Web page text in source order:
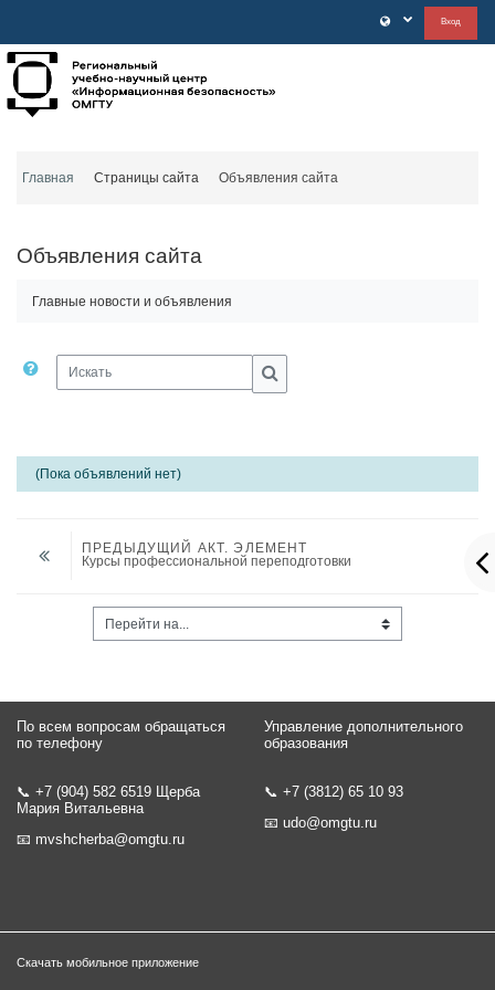
Вход
Главная Страницы сайта Объявления сайта
Объявления сайта
Главные новости и объявления
Искать
Искать
(Пока объявлений нет)
ПРЕДЫДУЩИЙ АКТ. ЭЛЕМЕНТ
Курсы профессиональной переподготовки
Перейти на...
По всем вопросам обращаться
по телефону
📞 +7 (904) 582 6519 Щерба
Мария Витальевна
📧 mvshcherba@omgtu.ru
Управление дополнительного
образования
📞 +7 (3812) 65 10 93
📧 udo@omgtu.ru
Скачать мобильное приложение